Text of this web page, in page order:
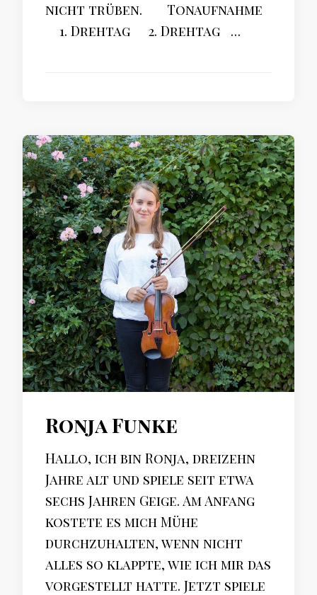
nicht trüben. Tonaufnahme
1. Drehtag 2. Drehtag …
Ronja Funke
Hallo, ich bin Ronja, dreizehn
Jahre alt und spiele seit etwa
sechs Jahren Geige. Am Anfang
kostete es mich Mühe
durchzuhalten, wenn nicht
alles so klappte, wie ich mir das
vorgestellt hatte. Jetzt spiele